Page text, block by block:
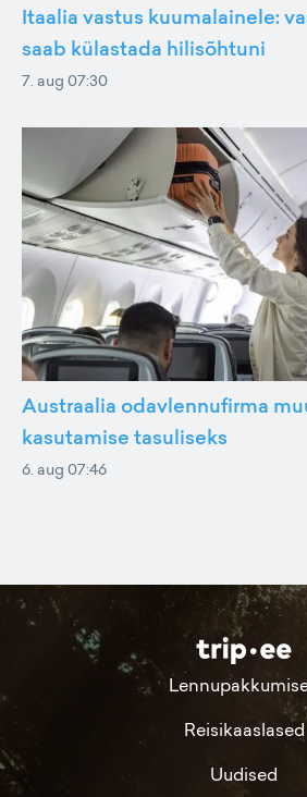
Itaalia vastus kuumalainele:
saab külastada hilisõhtuni
7. aug 07:30
Austraalia odavlennufirma
kasutamise tasuliseks
6. aug 07:46
Reisikaaslased
Uudised